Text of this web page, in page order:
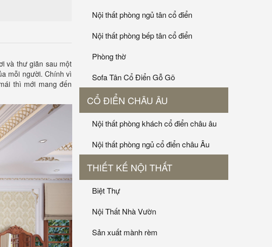
và thư giãn sau một
mỗi người. Chính vì
thì mới mang đến
Nội thất phòng ngủ tân cổ điển
Nội thất phòng bếp tân cổ điển
Phòng thờ
Sofa Tân Cổ Điển Gỗ Gõ
CỔ ĐIỂN CHÂU ÂU
Nội thất phòng khách cổ điển châu âu
Nội thất phòng ngủ cổ điển châu Âu
THIẾT KẾ NỘI THẤT
Biệt Thự
Nội Thất Nhà Vườn
Sản xuất mành rèm